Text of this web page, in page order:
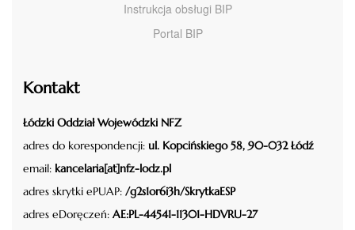
Instrukcja obsługi BIP
Portal BIP
Kontakt
Łódzki Oddział Wojewódzki NFZ
adres do korespondencji: ul. Kopcińskiego 58, 90-032 Łódź
email: kancelaria[at]nfz-lodz.pl
adres skrytki ePUAP: /g2s1or6i3h/SkrytkaESP
adres eDoręczeń: AE:PL-44541-11301-HDVRU-27